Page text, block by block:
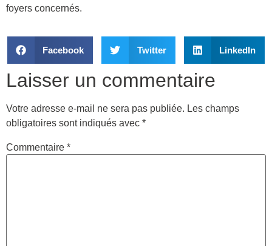
foyers concernés.
Facebook Twitter LinkedIn
Laisser un commentaire
Votre adresse e-mail ne sera pas publiée. Les champs
obligatoires sont indiqués avec *
Commentaire *